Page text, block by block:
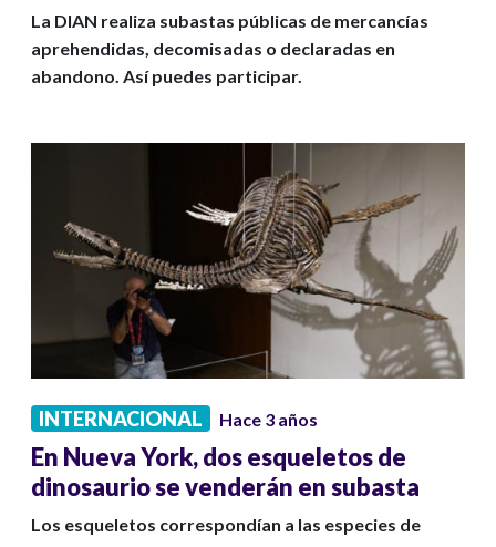
La DIAN realiza subastas públicas de mercancías
aprehendidas, decomisadas o declaradas en
abandono. Así puedes participar.
INTERNACIONAL Hace 3 años
En Nueva York, dos esqueletos de
dinosaurio se venderán en subasta
Los esqueletos correspondían a las especies de